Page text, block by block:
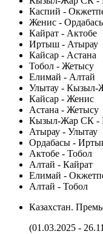
Каспий -
Женис -
Кайрат - Актобе
Иртыш - Атырау
Кайсар - Астана
Тобол - Жетысу
Елимай - Алтай
Улытау -
Кайсар - Женис
Астана - Жетысу
Кызыл-Жар СК -
Атырау - Улытау
Ордабасы -
Актобе - Тобол
Алтай - Кайрат
Елимай -
Алтай - Тобол
Казахстан.
(01.03.2025 -